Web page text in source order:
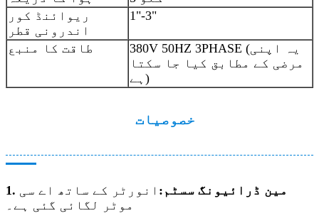
ریوائنڈ کور
اندرونی قطر
1"-3"
طاقت کا منبع
380V 50HZ 3PHASE (یہ اپنی
مرضی کے مطابق کیا جا سکتا
ہے)
خصوصیات
1. مین ڈرائیونگ سسٹم: انورٹر کے ساتھ اے سی
موٹر لگائی گئی ہے۔